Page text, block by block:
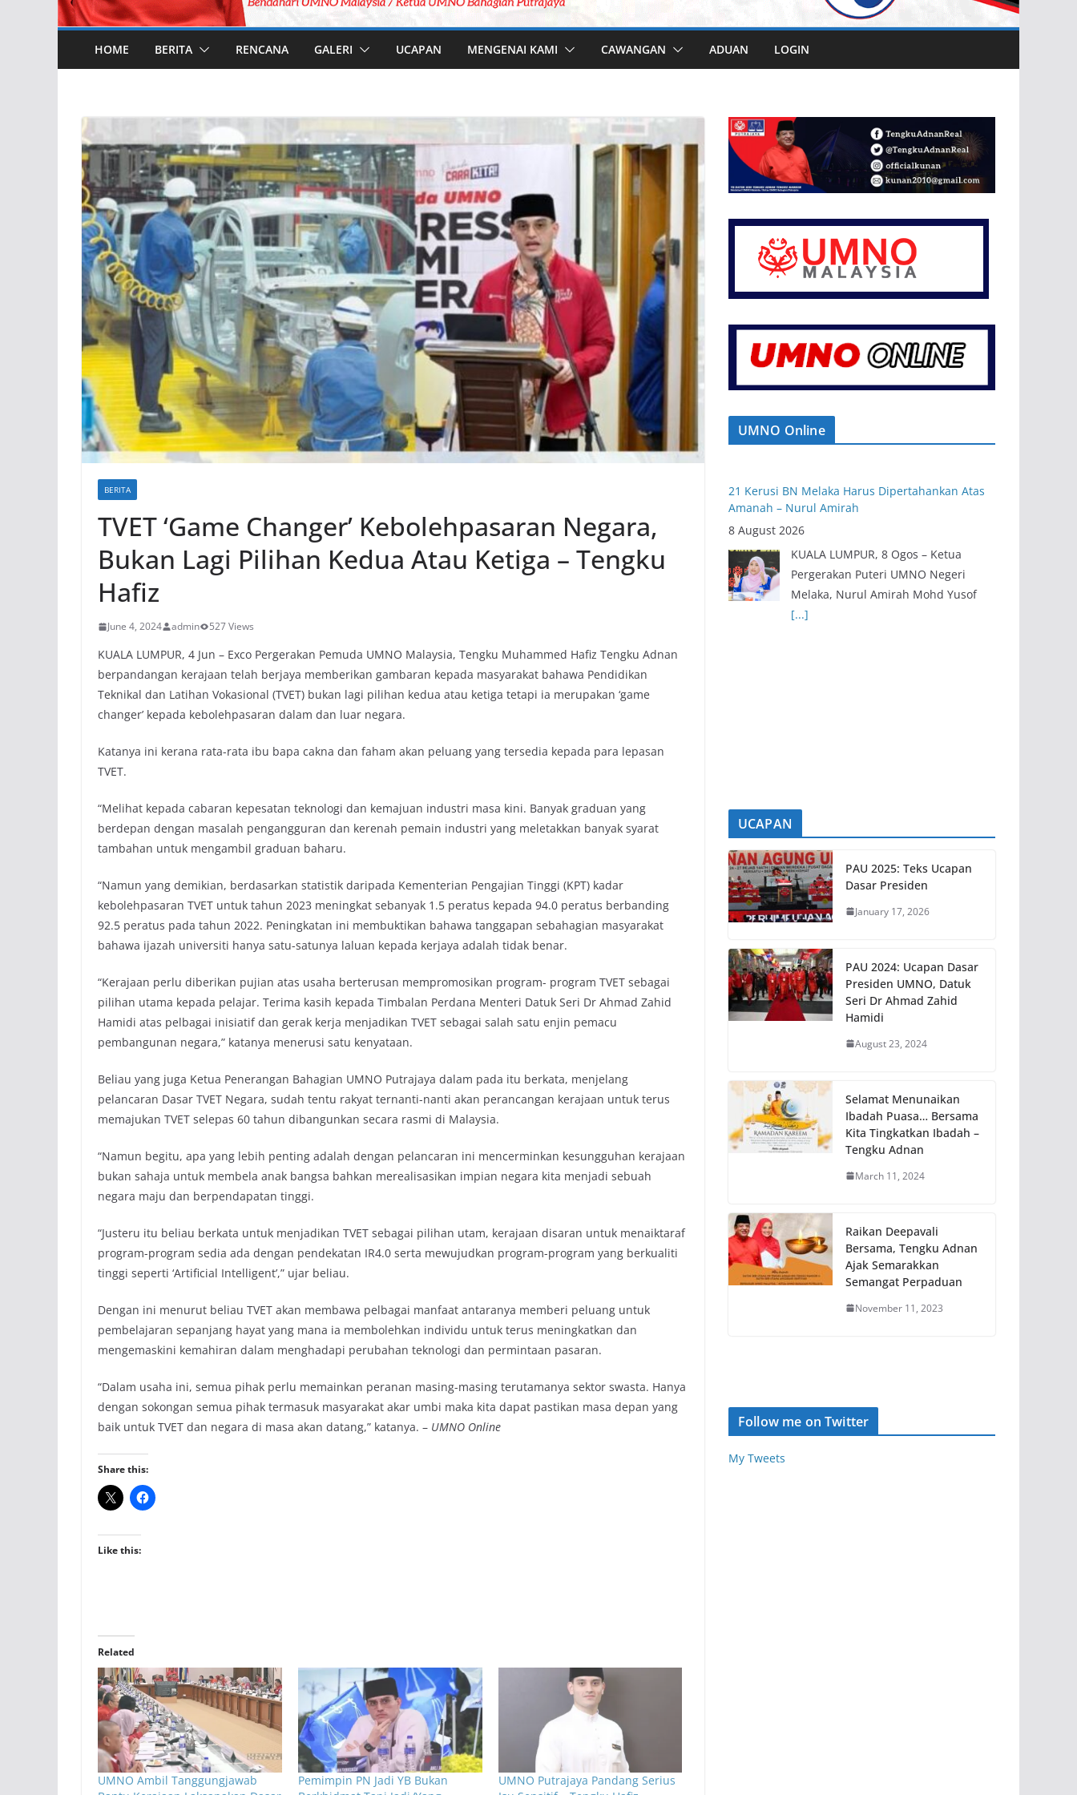
HOME BERITA RENCANA GALERI UCAPAN MENGENAI KAMI CAWANGAN ADUAN LOGIN
BERITA
TVET ‘Game Changer’ Kebolehpasaran Negara,
Bukan Lagi Pilihan Kedua Atau Ketiga – Tengku
Hafiz
June 4, 2024 admin 527 Views
KUALA LUMPUR, 4 Jun – Exco Pergerakan Pemuda UMNO Malaysia, Tengku Muhammed Hafiz Tengku Adnan
berpandangan kerajaan telah berjaya memberikan gambaran kepada masyarakat bahawa Pendidikan
Teknikal dan Latihan Vokasional (TVET) bukan lagi pilihan kedua atau ketiga tetapi ia merupakan ‘game
changer’ kepada kebolehpasaran dalam dan luar negara.
Katanya ini kerana rata-rata ibu bapa cakna dan faham akan peluang yang tersedia kepada para lepasan
TVET.
“Melihat kepada cabaran kepesatan teknologi dan kemajuan industri masa kini. Banyak graduan yang
berdepan dengan masalah pengangguran dan kerenah pemain industri yang meletakkan banyak syarat
tambahan untuk mengambil graduan baharu.
“Namun yang demikian, berdasarkan statistik daripada Kementerian Pengajian Tinggi (KPT) kadar
kebolehpasaran TVET untuk tahun 2023 meningkat sebanyak 1.5 peratus kepada 94.0 peratus berbanding
92.5 peratus pada tahun 2022. Peningkatan ini membuktikan bahawa tanggapan sebahagian masyarakat
bahawa ijazah universiti hanya satu-satunya laluan kepada kerjaya adalah tidak benar.
“Kerajaan perlu diberikan pujian atas usaha berterusan mempromosikan program- program TVET sebagai
pilihan utama kepada pelajar. Terima kasih kepada Timbalan Perdana Menteri Datuk Seri Dr Ahmad Zahid
Hamidi atas pelbagai inisiatif dan gerak kerja menjadikan TVET sebagai salah satu enjin pemacu
pembangunan negara,” katanya menerusi satu kenyataan.
Beliau yang juga Ketua Penerangan Bahagian UMNO Putrajaya dalam pada itu berkata, menjelang
pelancaran Dasar TVET Negara, sudah tentu rakyat ternanti-nanti akan perancangan kerajaan untuk terus
memajukan TVET selepas 60 tahun dibangunkan secara rasmi di Malaysia.
“Namun begitu, apa yang lebih penting adalah dengan pelancaran ini mencerminkan kesungguhan kerajaan
bukan sahaja untuk membela anak bangsa bahkan merealisasikan impian negara kita menjadi sebuah
negara maju dan berpendapatan tinggi.
“Justeru itu beliau berkata untuk menjadikan TVET sebagai pilihan utam, kerajaan disaran untuk menaiktaraf
program-program sedia ada dengan pendekatan IR4.0 serta mewujudkan program-program yang berkualiti
tinggi seperti ‘Artificial Intelligent’,” ujar beliau.
Dengan ini menurut beliau TVET akan membawa pelbagai manfaat antaranya memberi peluang untuk
pembelajaran sepanjang hayat yang mana ia membolehkan individu untuk terus meningkatkan dan
mengemaskini kemahiran dalam menghadapi perubahan teknologi dan permintaan pasaran.
“Dalam usaha ini, semua pihak perlu memainkan peranan masing-masing terutamanya sektor swasta. Hanya
dengan sokongan semua pihak termasuk masyarakat akar umbi maka kita dapat pastikan masa depan yang
baik untuk TVET dan negara di masa akan datang,” katanya. – UMNO Online
Share this:
Like this:
Related
UMNO Ambil Tanggungjawab
Pemimpin PN Jadi YB Bukan
UMNO Putrajaya Pandang Serius
UMNO Online
8 August 2026
KUALA LUMPUR, 8 Ogos – Ketua
Pergerakan Puteri UMNO Negeri
Melaka, Nurul Amirah Mohd Yusof
[...]
UCAPAN
PAU 2025: Teks Ucapan
Dasar Presiden
January 17, 2026
PAU 2024: Ucapan Dasar
Presiden UMNO, Datuk
Seri Dr Ahmad Zahid
Hamidi
August 23, 2024
Selamat Menunaikan
Ibadah Puasa… Bersama
Kita Tingkatkan Ibadah –
Tengku Adnan
March 11, 2024
Raikan Deepavali
Bersama, Tengku Adnan
Ajak Semarakkan
Semangat Perpaduan
November 11, 2023
Follow me on Twitter
My Tweets